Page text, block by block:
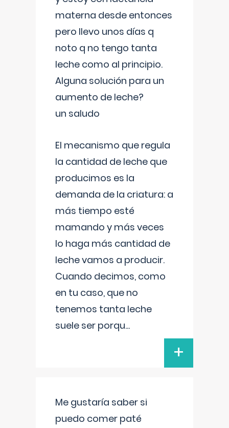
materna desde entonces
pero llevo unos días q
noto q no tengo tanta
leche como al principio.
Alguna solución para un
aumento de leche?
un saludo
El mecanismo que regula
la cantidad de leche que
producimos es la
demanda de la criatura: a
más tiempo esté
mamando y más veces
lo haga más cantidad de
leche vamos a producir.
Cuando decimos, como
en tu caso, que no
tenemos tanta leche
suele ser porqu...
+
Me gustaría saber si
puedo comer paté